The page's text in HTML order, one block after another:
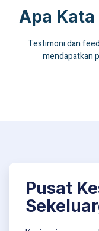
Apa Kata
Testimoni dan
mendapatkan
Pusat